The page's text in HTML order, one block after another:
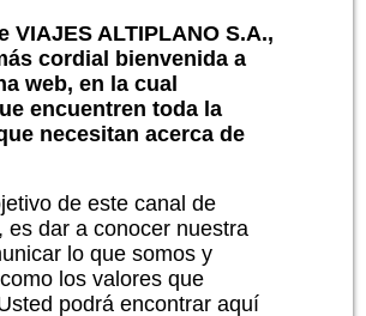
VIAJES ALTIPLANO S.A.,
cordial bienvenida a
web, en la cual
encuentren toda la
necesitan acerca de
de este canal de
es dar a conocer nuestra
lo que somos y
los valores que
podrá encontrar aquí